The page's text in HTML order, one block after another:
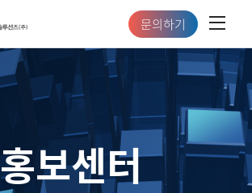
문의하기
홍보센터